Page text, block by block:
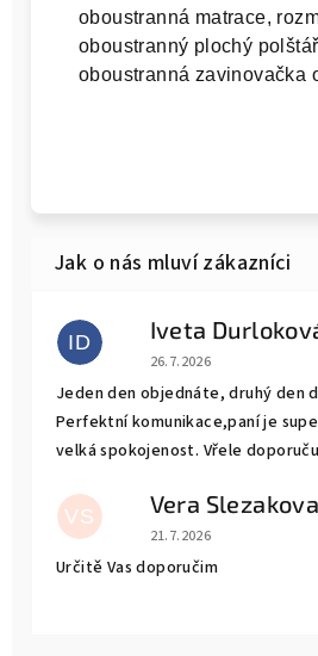
oboustranná matrace,
oboustranný plochý
oboustranná zavinovačka
ID Iveta
Hodnocení obchodu je
26.7.2026
Jeden den objednáte, druhý den
Perfektní komunikace,paní je
velká spokojenost. Vřele
VS Vera Slezakova
Hodnocení obchodu je
21.7.2026
Určitě Vas doporučim